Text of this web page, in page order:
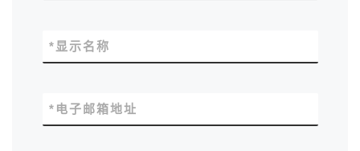
显示名称
*
电子邮箱地址
*